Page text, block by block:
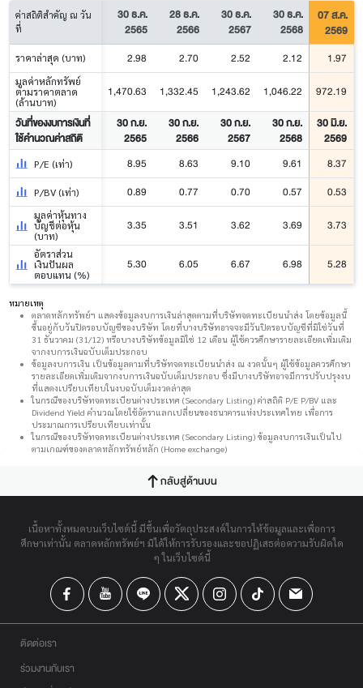
ค่าสถิติสำคัญ ณ วัน
ที่
30 ธ.ค.
2565
28 ธ.ค.
2566
30 ธ.ค.
2567
30 ธ.ค.
2568
07 ส.ค.
2569
ราคาล่าสุด (บาท) 2.98 2.70 2.52 2.12 1.97
มูลค่าหลักทรัพย์
ตามราคาตลาด
(ล้านบาท)
1,470.63 1,332.45 1,243.62 1,046.22
972.19
วันที่ของงบการเงินที่
ใช้คำนวณค่าสถิติ
30 ก.ย.
2565
30 ก.ย.
2566
30 ก.ย.
2567
30 ก.ย.
2568
30 มิ.ย.
2569
P/E (เท่า) 8.95 8.63 9.10 9.61 8.37
P/BV (เท่า) 0.89 0.77 0.70 0.57 0.53
มูลค่าหุ้นทาง
บัญชีต่อหุ้น
(บาท)
3.35 3.51 3.62 3.69 3.73
อัตราส่วน
เงินปันผล
ตอบแทน (%)
5.30 6.05 6.67 6.98 5.28
หมายเหตุ
ตลาดหลักทรัพย์ฯ แสดงข้อมูลงบการเงินล่าสุดตามที่บริษัทจดทะเบียนนำส่ง โดยข้อมูลนี้
ขึ้นอยู่กับวันปิดรอบบัญชีของบริษัท โดยที่บางบริษัทอาจจะมีวันปิดรอบบัญชีที่มิใช่วันที่
31 ธันวาคม (31/12) หรือบางบริษัทข้อมูลมิใช่ 12 เดือน ผู้ใช้ควรศึกษารายละเอียดเพิ่มเติม
จากงบการเงินฉบับเต็มประกอบ
ข้อมูลงบการเงิน เป็นข้อมูลตามที่บริษัทจดทะเบียนนำส่ง ณ งวดนั้นๆ ผู้ใช้ข้อมูลควรศึกษา
รายละเอียดเพิ่มเติมจากงบการเงินฉบับเต็มประกอบ ซึ่งมีบางบริษัทอาจมีการปรับปรุงงบ
ที่แสดงเปรียบเทียบในงบฉบับเต็มงวดล่าสุด
ในกรณีของบริษัทจดทะเบียนต่างประเทศ (Secondary Listing) ค่าสถิติ P/E P/BV และ
Dividend Yield คำนวณโดยใช้อัตราแลกเปลี่ยนของธนาคารแห่งประเทศไทย เพื่อการ
ประมาณการเปรียบเทียบเท่านั้น
ในกรณีของบริษัทจดทะเบียนต่างประเทศ (Secondary Listing) ข้อมูลงบการเงินเป็นไป
ตามเกณฑ์ของตลาดหลักทรัพย์หลัก (Home exchange)
กลับสู่ด้านบน
เนื้อหาทั้งหมดบนเว็บไซต์นี้ มีขึ้นเพื่อวัตถุประสงค์ในการให้ข้อมูลและเพื่อการ
ศึกษาเท่านั้น ตลาดหลักทรัพย์ฯ มิได้ให้การรับรองและขอปฏิเสธต่อความรับผิดใด
ๆ ในเว็บไซต์นี้
ติดต่อเรา
ร่วมงานกับเรา